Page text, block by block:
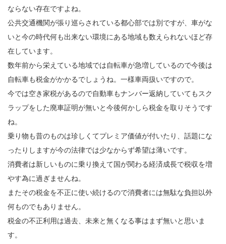
ならない存在ですよね。
公共交通機関が張り巡らされている都心部では別ですが、車がな
いと今の時代何も出来ない環境にある地域も数えられないほど存
在しています。
数年前から栄えている地域では自転車が急増しているので今後は
自転車も税金がかかるでしょうね。一様車両扱いですので。
今では空き家税があるので自動車もナンバー返納していてもスク
ラップをした廃車証明が無いと今後何かしら税金を取りそうです
ね。
乗り物も昔のものは珍しくてプレミア価値が付いたり、話題にな
ったりしますが今の法律では少なからず希望は薄いです。
消費者は新しいものに乗り換えて国が関わる経済成長で税収を増
やす為に過ぎませんね。
またその税金を不正に使い続けるので消費者には無駄な負担以外
何ものでもありません。
税金の不正利用は過去、未来と無くなる事はまず無いと思いま
す。